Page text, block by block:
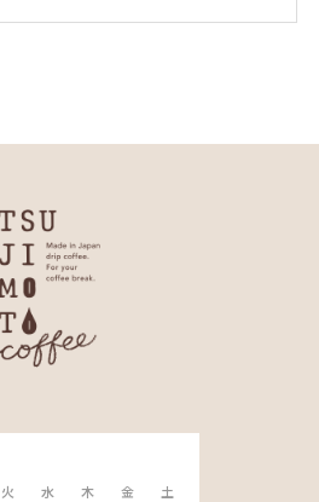
火 水 木 金
土